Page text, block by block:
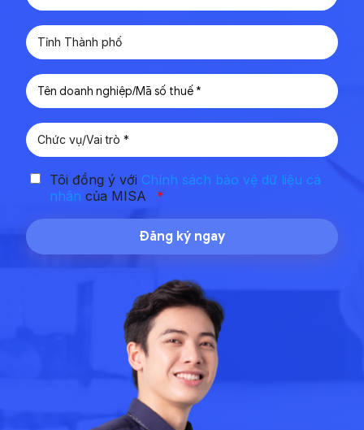
Tôi đồng ý với Chính sách bảo vệ dữ liệu cá
nhân của MISA *